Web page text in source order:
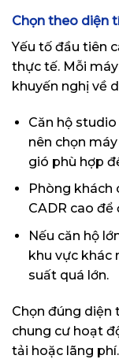
Chọn theo diện
Yếu tố đầu tiên
thực tế. Mỗi
khuyến nghị về
Căn hộ studio
nên chọn
gió phù hợp
Phòng khách
CADR cao để
Nếu căn hộ
khu vực khác
suất quá lớn.
Chọn đúng diện
chung cư hoạt
tải hoặc lãng phí.